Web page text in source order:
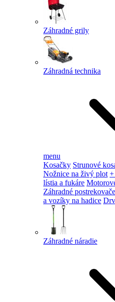
Záhradné grily
Záhradná technika
menu
Kosačky Strunové
Nožnice na živý plot
lístia a fukáre
Záhradné postrekovače
a vozíky na hadice
Záhradné náradie